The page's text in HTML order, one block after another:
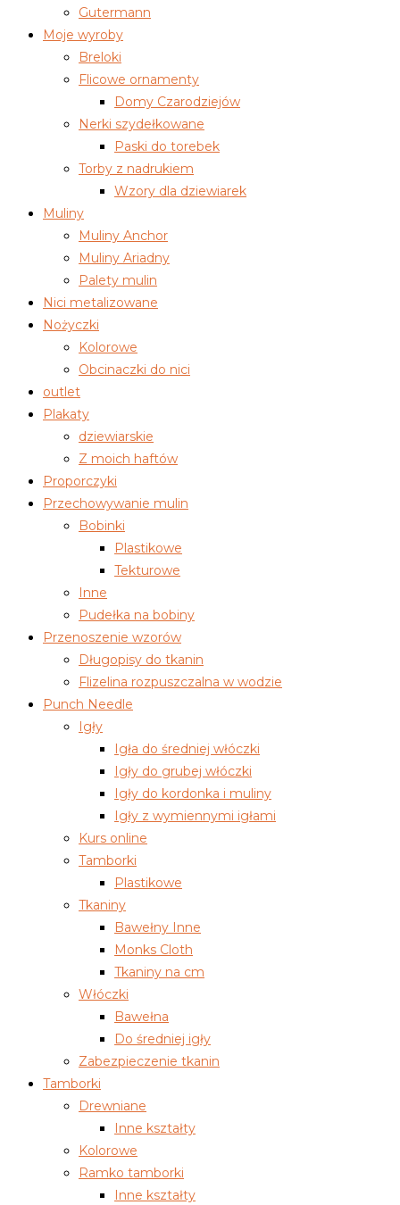
Gutermann
Moje wyroby
Breloki
Flicowe ornamenty
Domy Czarodziejów
Nerki szydełkowane
Paski do torebek
Torby z nadrukiem
Wzory dla dziewiarek
Muliny
Muliny Anchor
Muliny Ariadny
Palety mulin
Nici metalizowane
Nożyczki
Kolorowe
Obcinaczki do nici
outlet
Plakaty
dziewiarskie
Z moich haftów
Proporczyki
Przechowywanie mulin
Bobinki
Plastikowe
Tekturowe
Inne
Pudełka na bobiny
Przenoszenie wzorów
Długopisy do tkanin
Flizelina rozpuszczalna w wodzie
Punch Needle
Igły
Igła do średniej włóczki
Igły do grubej włóczki
Igły do kordonka i muliny
Igły z wymiennymi igłami
Kurs online
Tamborki
Plastikowe
Tkaniny
Bawełny Inne
Monks Cloth
Tkaniny na cm
Włóczki
Bawełna
Do średniej igły
Zabezpieczenie tkanin
Tamborki
Drewniane
Inne kształty
Kolorowe
Ramko tamborki
Inne kształty